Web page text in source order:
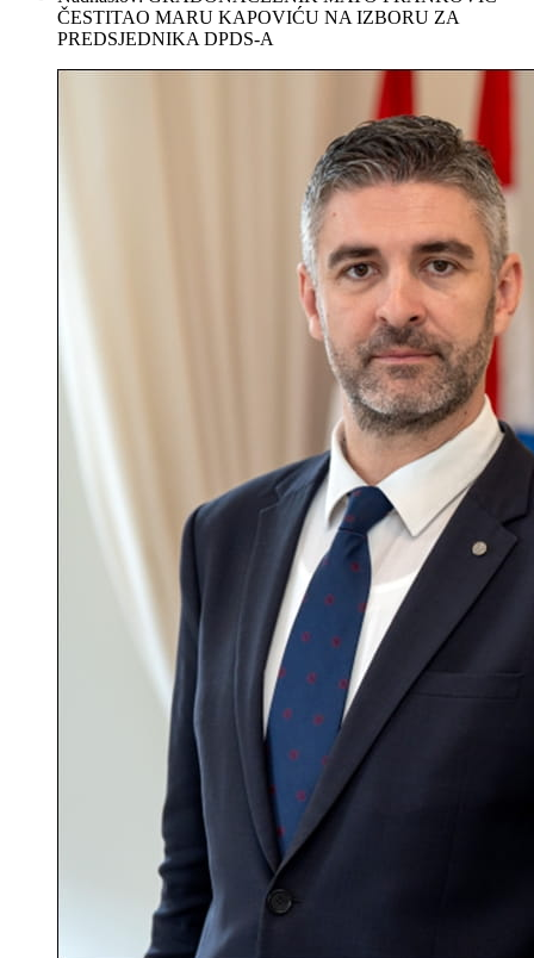
ČESTITAO MARU KAPOVIĆU NA IZBORU ZA
PREDSJEDNIKA DPDS-A